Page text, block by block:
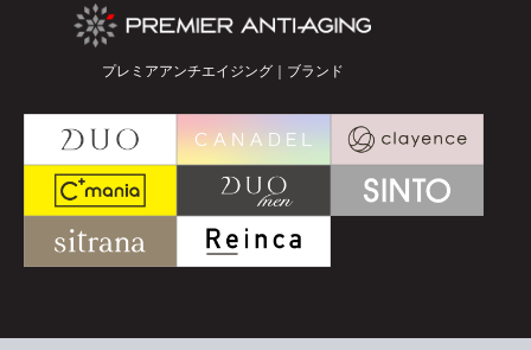
プレミアアンチエイジング｜ブランド